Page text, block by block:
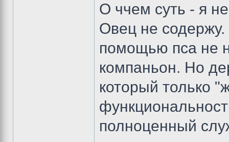
О ччем суть - я
Овец не содержу.
помощью пса не
компаньон. Но
который только
полноценный